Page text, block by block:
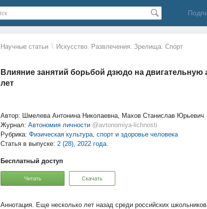
Научные статьи \ Искусство. Развлечения. Зрелища. Спорт
Влияние занятий борьбой дзюдо на двигательную
лет
Автор: Шмелева Антонина Николаевна, Махов Станислав Юрьевич
Журнал: Автономия личности @avtonomiya-lichnosti
Рубрика: Физическая культура, спорт и здоровье человека
Статья в выпуске: 2 (28), 2022 года.
Бесплатный доступ
Читать Скачать
Еще несколько лет назад среди российских